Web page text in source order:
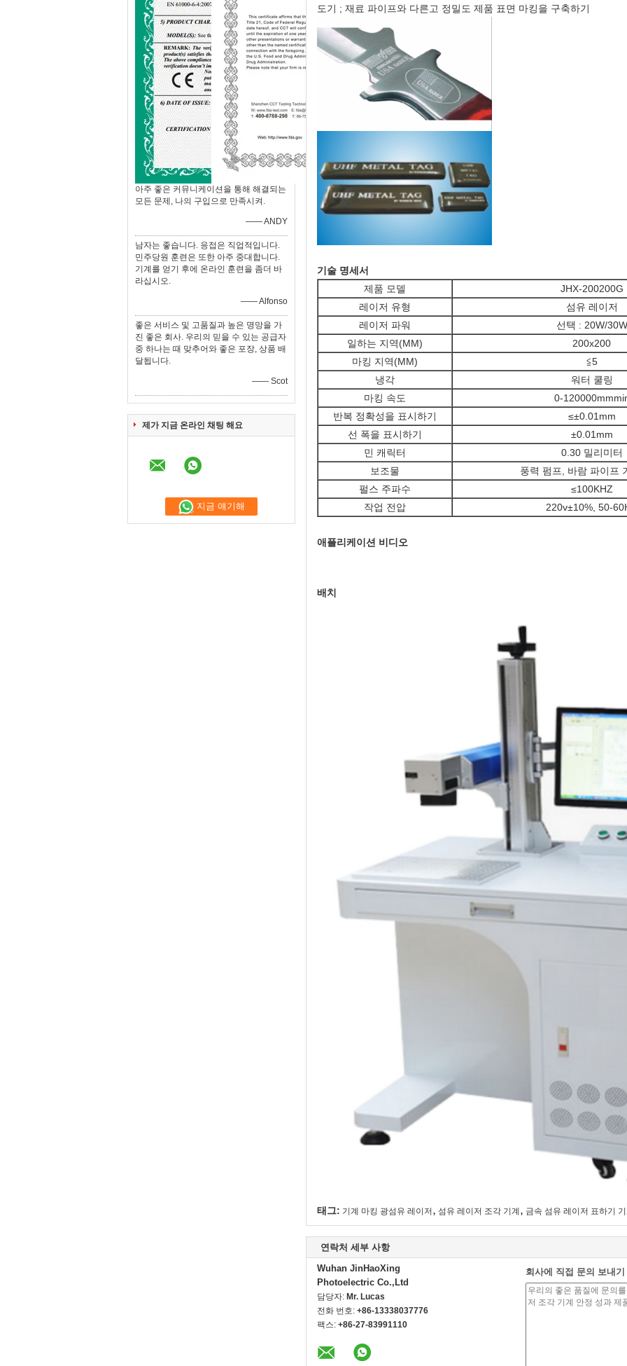
아주 좋은 커뮤니케이션을 통해 해결되는
모든 문제, 나의 구입으로 만족시켜.
—— ANDY
남자는 좋습니다. 응접은 직업적입니다.
민주당원 훈련은 또한 아주 중대합니다.
기계를 얻기 후에 온라인 훈련을 좀더 바
라십시오.
—— Alfonso
좋은 서비스 및 고품질과 높은 명망을 가
진 좋은 회사. 우리의 믿을 수 있는 공급자
중 하나는 때 맞추어와 좋은 포장, 상품 배
달됩니다.
—— Scot
제가 지금 온라인 채팅 해요
지금 얘기해
도기 ; 재료 파이프와 다른고 정밀도 제품 표면 마킹을 구축하기
기술 명세서
제품 모델
JHX-200200G
레이저 유형
섬유 레이저
레이저 파워
선택 : 20W/30W
일하는 지역(MM)
200x200
마킹 지역(MM)
≦5
냉각
워터 쿨링
마킹 속도
0-
반복 정확성을 표시하기
≤±0.01mm
선 폭을 표시하기
±0.01mm
민 캐릭터
0.30 밀리미터
보조물
풍력 펌프, 바람 파이프
펄스 주파수
≤100KHZ
작업 전압
220v±10%, 50-
애플리케이션 비디오
배치
태그: 기계 마킹 광섬유 레이저 , 섬유 레이저 조각 기계 , 금속 섬유 레이저 표하기
연락처 세부 사항
Wuhan JinHaoXing
Photoelectric Co.,Ltd
담당자: Mr. Lucas
전화 번호: +86-13338037776
팩스: +86-27-83991110
회사에 직접 문의 보내기